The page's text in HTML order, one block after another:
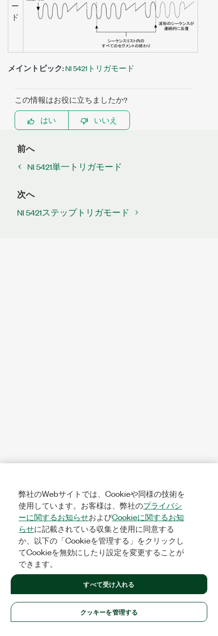
ー
ド
メイントピック:NI 5421トリガモード
この情報はお役に立ちましたか?
はい
いいえ
前へ
NI 5421単一トリガモード
次へ
NI 5421ステップトリガモード
弊社のWebサイトでは、Cookieや同様の技術を
使用しています。お客様は、弊社のプライバシ
ーに関するお知らせおよびCookieに関するお知
らせに記載されている収集と使用に同意する
か、以下の「Cookieを管理する」をクリックし
てCookieを無効にしたり設定を変更することが
できます。
クッキーを管理する
すべて受け入れる